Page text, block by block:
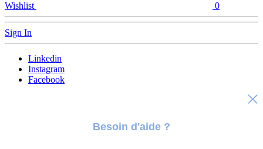
Wishlist 0
Sign In
Linkedin
Instagram
Facebook
Besoin d'aide ?